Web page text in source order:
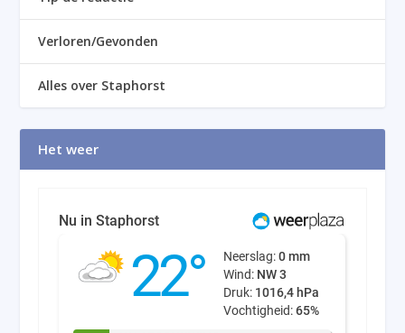
Verloren/Gevonden
Alles over Staphorst
Het weer